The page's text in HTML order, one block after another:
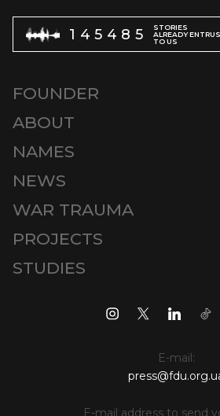
145485
STORIES
ALREADY
TO US
FOUNDER
ABOUT
NAMES
NEWS
WAR TRAUMA
PROJECTS
STUDIES
E-mail: